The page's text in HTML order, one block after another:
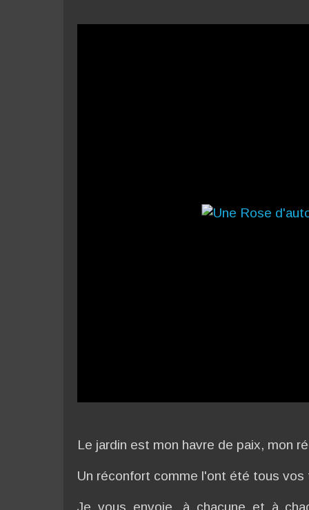
Le jardin est mon havre de paix, mon
Un réconfort comme l'ont été tous
Je vous envoie, à chacune et à